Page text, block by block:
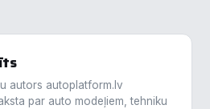
autors autoplatform.lv
par auto modeļiem, tehniku